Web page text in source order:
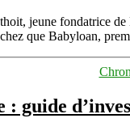
jeune fondatrice
que Babyloan,
guide